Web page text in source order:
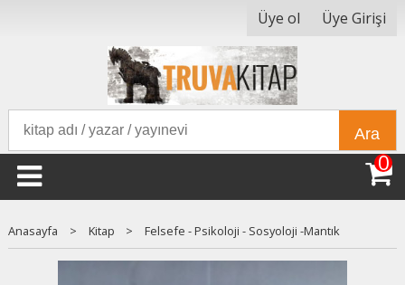
Üye ol Üye Girişi
Ara
0
Anasayfa > Kitap > Felsefe - Psikoloji - Sosyoloji -Mantık